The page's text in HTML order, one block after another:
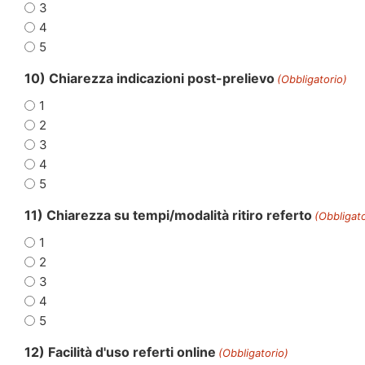
3
4
5
10) Chiarezza indicazioni post-prelievo (Obbligatorio)
1
2
3
4
5
11) Chiarezza su tempi/modalità ritiro referto
1
2
3
4
5
12) Facilità d'uso referti online (Obbligatorio)